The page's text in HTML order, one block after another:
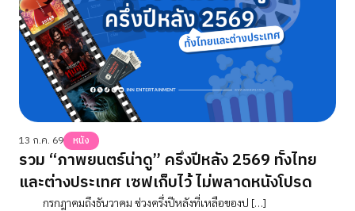
13 ก.ค. 69 หนัง
รวม “ภาพยนตร์น่าดู” ครึ่งปีหลัง 2569 ทั้งไทย
และต่างประเทศ เซฟเก็บไว้ ไม่พลาดหนังโปรด
กรกฎาคมถึงธันวาคม ช่วงครึ่งปีหลังที่เหลือของป […]